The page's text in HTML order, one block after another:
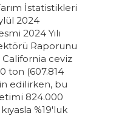
İstatistikleri
2024
2024 Yılı
Raporunu
California ceviz
ton (607.814
edilirken, bu
824.000
%19'luk